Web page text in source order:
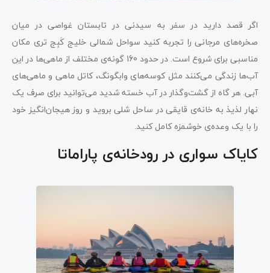
اگر قصد دارید در سفر به سیدنی در تابستان غواصی در میان
صخره‌های مرجانی را تجربه کنید سواحل شمالی خلیج کَبِج تری مکان
مناسبی برای شروع است. در حدود 160 گونه‌‌ی مختلف از ماهی‌ها در این
آب‌ها زندگی می‌کنند مثل کوسه‌های وابگونگ، کاتل ماهی و ماهی‌های
آبی. هر گاه از گشت‌وگذار در آب خسته شدید می‌توانید برای صرف یک
نهار لذیذ به خانه‌ی قایقی در ساحل شلی بروید و روز هیجان‌انگیز خود
را با یک وعده‌ی خوشمزه کامل کنید.
کایاک‌ سواری در رودخانه‌ی پاراماتا